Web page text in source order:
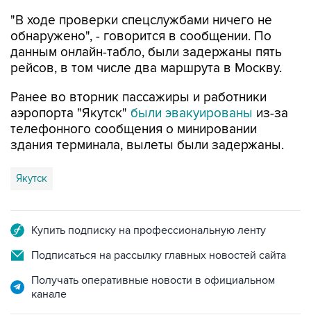
"В ходе проверки спецслужбами ничего не
обнаружено", - говорится в сообщении. По
данным онлайн-табло, были задержаны пять
рейсов, в том числе два маршрута в Москву.
Ранее во вторник пассажиры и работники
аэропорта "Якутск" были эвакуированы из-за
телефонного сообщения о минировании
здания терминала, вылеты были задержаны.
Якутск
Купить подписку на профессиональную ленту
Подписаться на рассылку главных новостей сайта
Получать оперативные новости в официальном
канале